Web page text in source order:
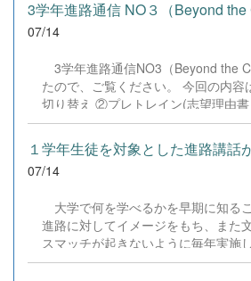
ャリア形成の歩みに触れ、生徒たち
ではなく、まだ（その職業の人に）
た「人は、人・本・旅からしか学べ
いて真剣に耳を傾けていました。 ■
ークショップ ＆ 自由対話後半は、
をはじめ、地元の企業経営者や市議
に対して...
ました。制作した本棚には生徒それ
いなどのメッセージが記入されてい
3学年進路通信 NO３（Beyond
07/14
3学年進路通信NO3（Beyond the
たので、ご覧ください。 今回の内
切り替え ②プレトレイン(志望理由
③一般受験をする生徒へ ④モチベー
後の進路予定 等についてです。
No03.pdf
１学年生徒を対象とした進路講話
07/14
大学で何を学べるかを早期に知る
進路に対してイメージをもち、また
スマッチが起きないように毎年実施
弘前大学から白石壮一郎様と公立千